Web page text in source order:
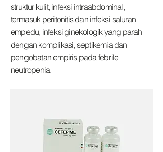
struktur kulit, infeksi intraabdominal,
termasuk peritonitis dan infeksi saluran
empedu, infeksi ginekologik yang parah
dengan komplikasi, septikemia dan
pengobatan empiris pada febrile
neutropenia.